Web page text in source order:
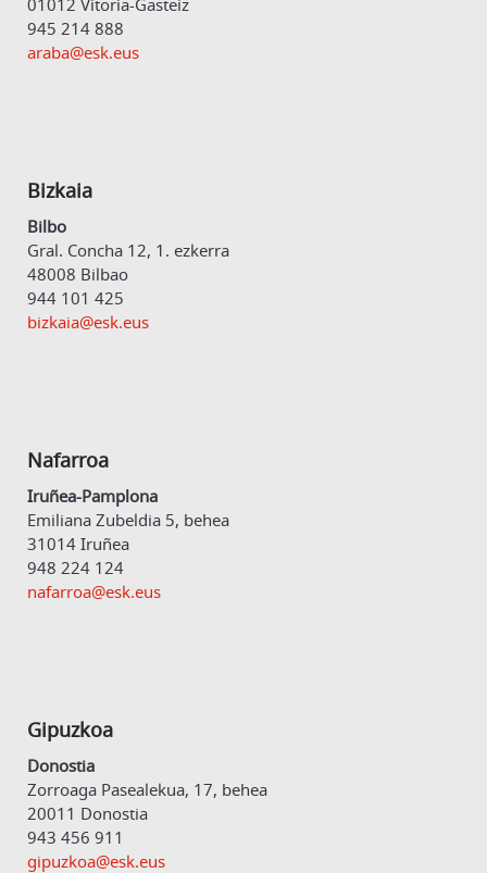
945 214 888
araba@esk.eus
Bizkaia
Bilbo
Gral. Concha 12, 1. ezkerra
48008 Bilbao
944 101 425
bizkaia@esk.eus
Nafarroa
Iruñea-Pamplona
Emiliana Zubeldia 5, behea
31014 Iruñea
948 224 124
nafarroa@esk.eus
Gipuzkoa
Donostia
Zorroaga Pasealekua, 17, behea
20011 Donostia
943 456 911
gipuzkoa@esk.eus